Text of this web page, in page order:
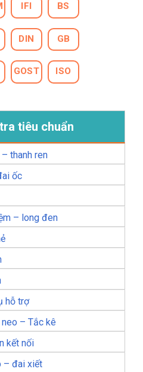
IFI BS
DIN GB
GOST ISO
tiêu chuẩn
– thanh ren
ốc
– long đen
hỗ trợ
neo – Tắc kê
kết nối
– đai xiết